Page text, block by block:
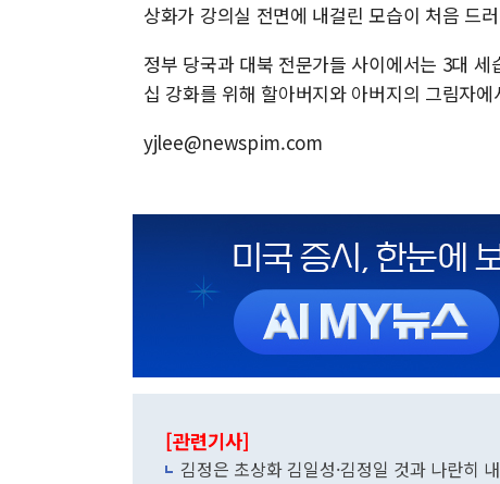
상화가 강의실 전면에 내걸린 모습이 처음 드
정부 당국과 대북 전문가들 사이에서는 3대
십 강화를 위해 할아버지와 아버지의 그림자
yjlee@newspim.com
[관련기사]
김정은 초상화 김일성·김정일 것과 나란히